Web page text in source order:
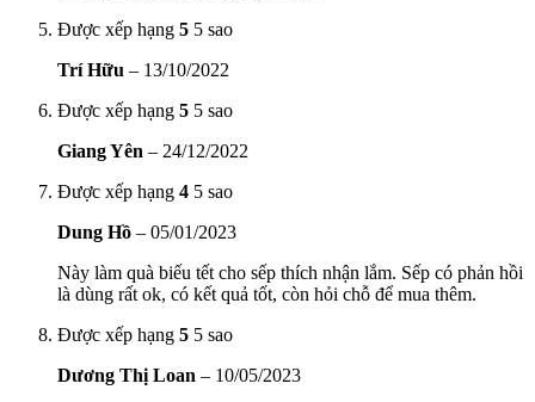
Được xếp hạng 5 5 sao
Trí Hữu – 13/10/2022
Được xếp hạng 5 5 sao
Giang Yên – 24/12/2022
Được xếp hạng 4 5 sao
Dung Hồ – 05/01/2023
Này làm quà biếu tết cho sếp thích nhận lắm. Sếp có phản hồi
là dùng rất ok, có kết quả tốt, còn hỏi chỗ để mua thêm.
Được xếp hạng 5 5 sao
Dương Thị Loan – 10/05/2023